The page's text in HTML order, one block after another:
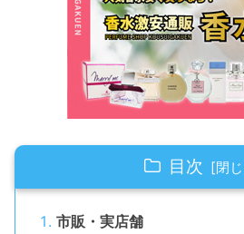
目次
市販・実店舗